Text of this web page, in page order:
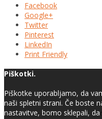
Facebook
Google+
Twitter
Pinterest
LinkedIn
Print Friendly
Piškotki.
Piškotke uporabljamo, da
naši spletni strani. Če boste
nastavitve, bomo sklepali,